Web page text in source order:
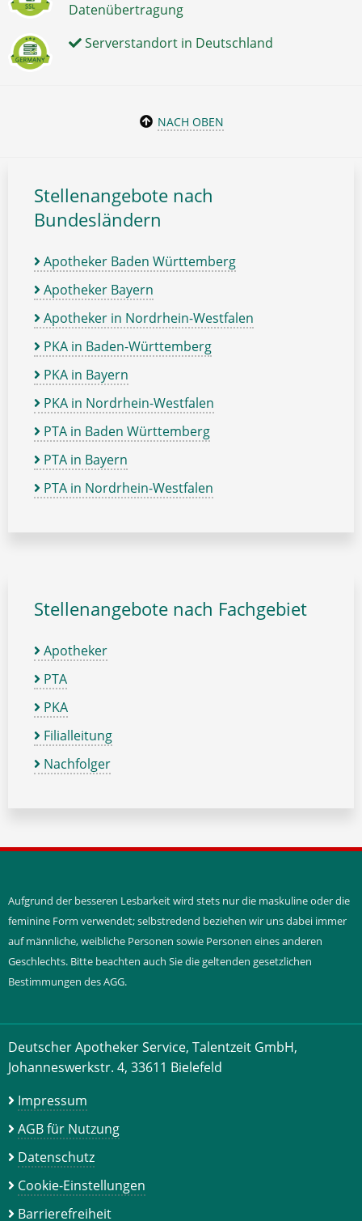
Datenübertragung
Serverstandort in Deutschland
NACH OBEN
Stellenangebote nach
Bundesländern
Apotheker Baden Württemberg
Apotheker Bayern
Apotheker in Nordrhein-Westfalen
PKA in Baden-Württemberg
PKA in Bayern
PKA in Nordrhein-Westfalen
PTA in Baden Württemberg
PTA in Bayern
PTA in Nordrhein-Westfalen
Stellenangebote nach Fachgebiet
Apotheker
PTA
PKA
Filialleitung
Nachfolger
Aufgrund der besseren Lesbarkeit wird stets nur die maskuline oder die
feminine Form verwendet; selbstredend beziehen wir uns dabei immer
auf männliche, weibliche Personen sowie Personen eines anderen
Geschlechts. Bitte beachten auch Sie die geltenden gesetzlichen
Bestimmungen des AGG.
Deutscher Apotheker Service, Talentzeit GmbH,
Johanneswerkstr. 4, 33611 Bielefeld
Impressum
AGB für Nutzung
Datenschutz
Cookie-Einstellungen
Barrierefreiheit